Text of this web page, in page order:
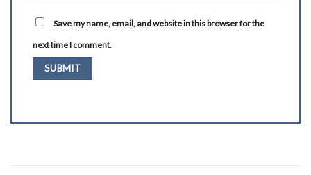
Save my name, email, and website in this browser for the
next time I comment.